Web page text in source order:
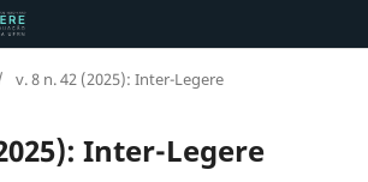
v. 8 n. 42 (2025): Inter-Legere
Inter-Legere